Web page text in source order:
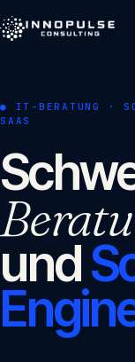
Über uns
Leistungen
Portfolio
● IT-BERATUNG ·
SAAS
und